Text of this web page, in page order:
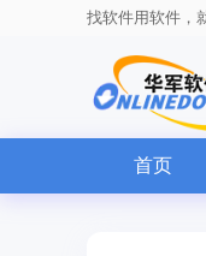
找软件用软件，
首页